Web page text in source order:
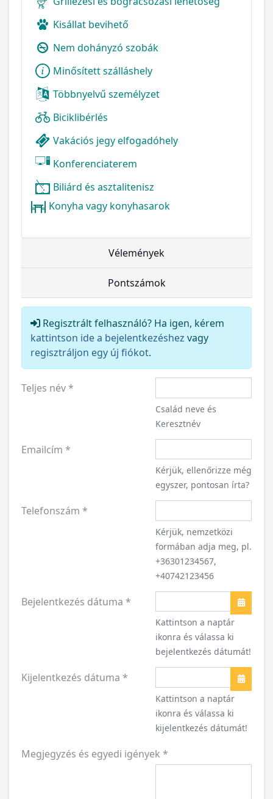
Kisállat bevihető
Nem dohányzó szobák
Minősített szálláshely
Többnyelvű személyzet
Biciklibérlés
Vakációs jegy elfogadóhely
Konferenciaterem
Biliárd és asztalitenisz
Konyha vagy konyhasarok
Vélemények
Pontszámok
Regisztrált felhasználó? Ha igen, kérem
kattintson ide a bejelentkezéshez vagy
regisztráljon egy új fiókot.
Teljes név*
Család neve és
Keresztnév
Emailcím *
Kérjük, ellenőrizze még
egyszer, pontosan írta?
Telefonszám *
Kérjük, nemzetközi
formában adja meg, pl.
+36301234567,
+40742123456
Bejelentkezés dátuma *
Naptár
Kattintson a naptár
ikonra és válassa ki
bejelentkezés dátumát!
Kijelentkezés dátuma *
Naptár
Kattintson a naptár
ikonra és válassa ki
kijelentkezés dátumát!
Megjegyzés és egyedi igények *